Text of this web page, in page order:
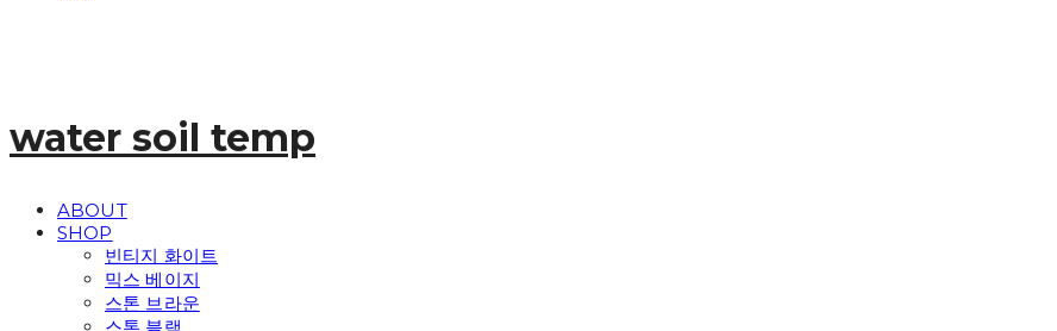
water soil temp
ABOUT
SHOP
빈티지 화이트
믹스 베이지
스톤 브라운